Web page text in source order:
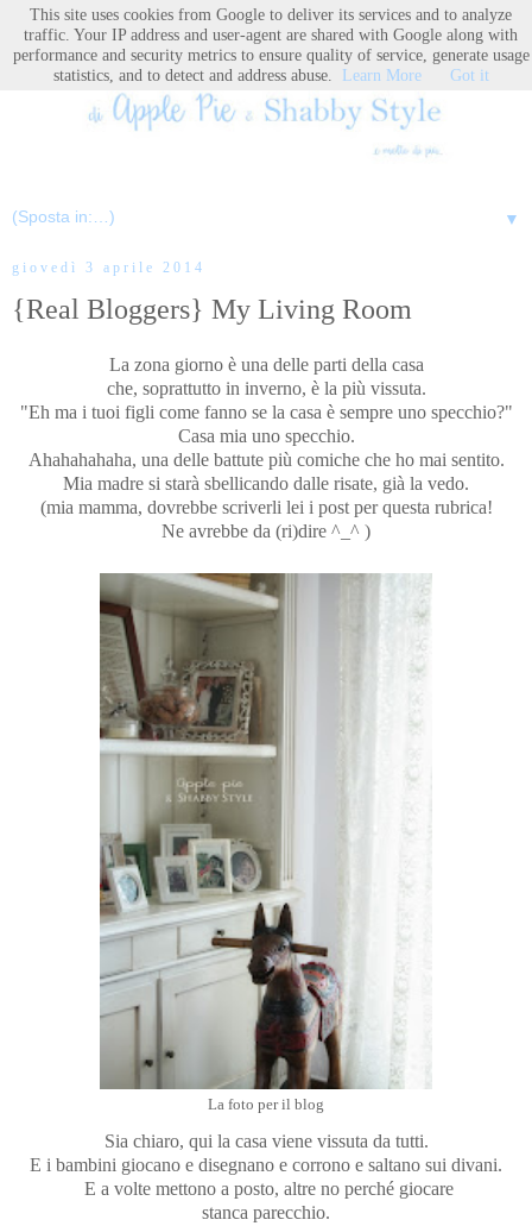
▼
giovedì 3 aprile 2014
{Real Bloggers} My Living Room
La zona giorno è una delle parti della casa
che, soprattutto in inverno, è la più vissuta.
"Eh ma i tuoi figli come fanno se la casa è sempre uno specchio?"
Casa mia uno specchio.
Ahahahahaha, una delle battute più comiche che ho mai sentito.
Mia madre si starà sbellicando dalle risate, già la vedo.
(mia mamma, dovrebbe scriverli lei i post per questa rubrica!
Ne avrebbe da (ri)dire ^_^ )
La foto per il blog
Sia chiaro, qui la casa viene vissuta da tutti.
E i bambini giocano e disegnano e corrono e saltano sui divani.
E a volte mettono a posto, altre no perché giocare
stanca parecchio.
This site uses cookies from Google to deliver its services and to analyze
traffic. Your IP address and user-agent are shared with Google along with
performance and security metrics to ensure quality of service, generate usage
statistics, and to detect and address abuse.
Learn More Got it